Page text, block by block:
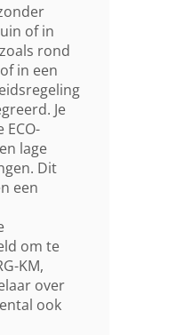
of in
rond
in een
Je
lage
Dit
een
om te
KM,
over
ook